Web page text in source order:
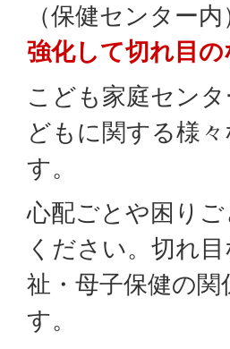
（保健センター
強化して切れ目
こども家庭セン
どもに関する様
す。
心配ごとや困り
ください。切れ
祉・母子保健の
す。